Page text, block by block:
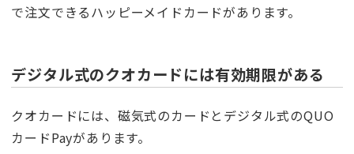
で注文できるハッピーメイドカードがあります。
デジタル式のクオカードには有効期限がある
クオカードには、磁気式のカードとデジタル式のQUO
カードPayがあります。